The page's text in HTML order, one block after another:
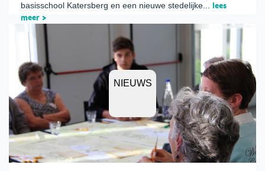
basisschool Katersberg en een nieuwe stedelijke... lees
meer >
NIEUWS